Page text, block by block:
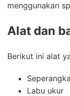
menggunakan
Alat dan
Berikut ini alat
Labu ukur